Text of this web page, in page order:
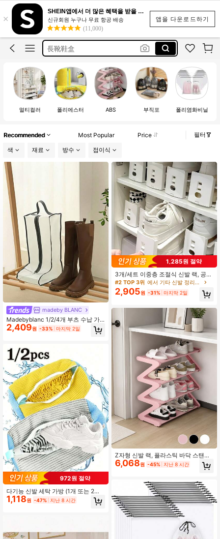
앱을 다운로드하기
×
SHEIN앱에서 더 많은 혜택을 받을 수 있어요.
신규회원 누구나 무료 항공 배송
(11,000)
cajones para zapatos
長靴鞋盒
suporte de sapato
cajones para zapatos
멀티컬러 폴리에스터 ABS 부직포 폴리염화비닐
Recommended Most Popular Price 필터
색 재료 방수 접이식
madeby BLANC
Madebyblanc 1/2/4개 부츠 수납 가
방, 긴 부츠 여행용 신발 더스트 백, 투
명창이 있는 가정용 부츠 정리 가방으
2,409원 -33% 마지막 2일
972원 절약
다기능 신발 세탁 가방 (1개 또는 2개
팩), 다양한 신발 유형 및 크기에 적합
- 내구성 있는... 지퍼형 패브릭 세탁
1,118원 -47% 지난 8 시간
1,285원 절약
3개/세트 이중층 조절식 신발 랙, 공간
절약형, 가정용 신발장 칸막이에 적합,
다층 신발 랙, 실용적인 신발 랙, 신발
보관 및 정리 랙, 욕실 액세서리, 신발
가철 가정 필수품으로 이상적인 선택
#2 TOP 3위 에서 기타 신발 정리용품
2,905원 -31% 마지막 2일
Z자형 신발 랙, 플라스틱 바닥 스탠드
형 수납 랙, 다기능 대용량 수납 랙, 조
립이 쉬운 바닥 스탠드형 수납 랙, 거
정 및 기숙사 필수품, 공간 절약, 복도,
옷장, 거실, 침실에 적합
6,068원 -45% 지난 8 시간